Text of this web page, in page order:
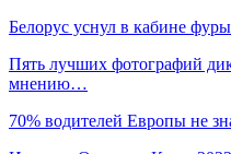
Белорус уснул в кабине
Пять лучших фотографий
мнению…
70% водителей Европы не